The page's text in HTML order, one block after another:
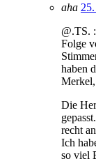
aha
@.TS.
Folge
haben
Die
recht
Ich
so viel